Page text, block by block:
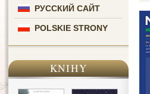
РУССКИЙ САЙТ
POLSKIE STRONY
KNIHY